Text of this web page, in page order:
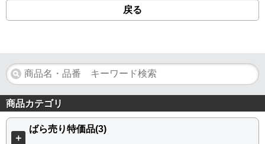
戻る
商品カテゴリ
＋
ばら売り特価品(3)